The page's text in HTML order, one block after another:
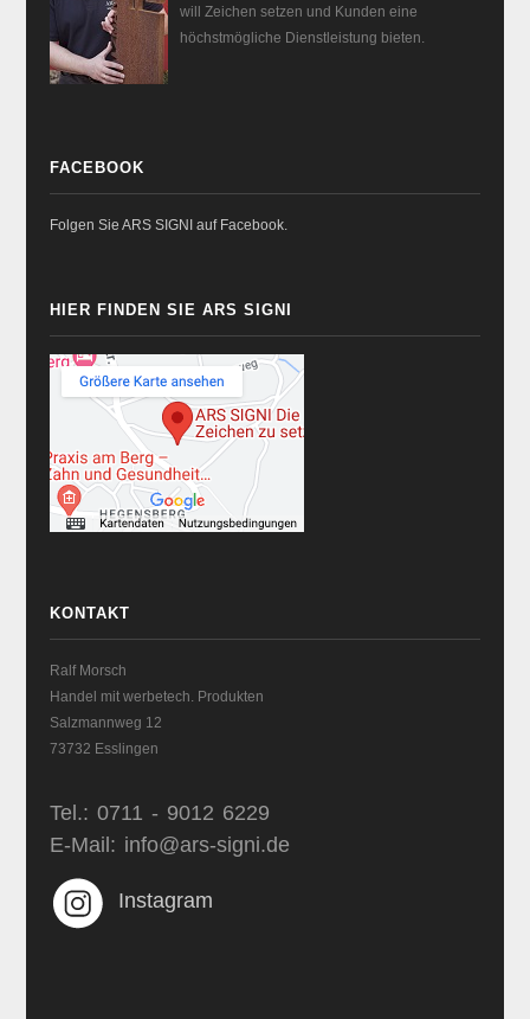
will Zeichen setzen und Kunden eine
höchstmögliche Dienstleistung bieten.
FACEBOOK
Folgen Sie ARS SIGNI auf Facebook.
HIER FINDEN SIE ARS SIGNI
KONTAKT
Ralf Morsch
Handel mit werbetech. Produkten
Salzmannweg 12
73732 Esslingen
Tel.: 0711 - 9012 6229
E-Mail: info@ars-signi.de
Instagram